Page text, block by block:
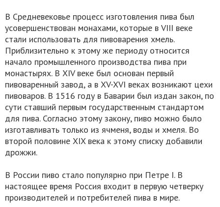
В Средневековье процесс изготовления пива был
усовершенствован монахами, которые в VIII веке
стали использовать для пивоварения хмель.
Приблизительно к этому же периоду относится
начало промышленного производства пива при
монастырях. В XIV веке был основан первый
пивоваренный завод, а в XV-XVI веках возникают цехи
пивоваров. В 1516 году в Баварии был издан закон, по
сути ставший первым государственным стандартом
для пива. Согласно этому закону, пиво можно было
изготавливать только из ячменя, воды и хмеля. Во
второй половине XIX века к этому списку добавили
дрожжи.
В России пиво стало популярно при Петре I. В
настоящее время Россия входит в первую четверку
производителей и потребителей пива в мире.